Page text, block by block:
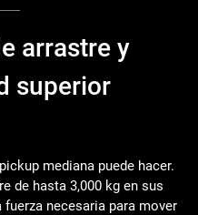
arrastre y
superior
mediana puede hacer.
de hasta 3,000 kg en sus
necesaria para mover